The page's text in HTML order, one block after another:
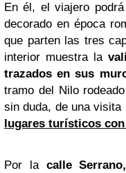
En él, el viajero
decorado en época
que parten las tres
interior muestra la
trazados en sus
tramo del Nilo
sin duda, de una
lugares turísticos
Por la calle Serrano,